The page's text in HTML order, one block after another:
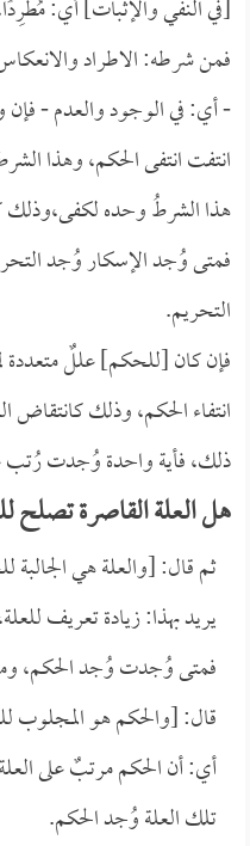
[في النفي والإثبات] أي:
فمن شرطه: الاطراد
- أي: في الوجود والعدم -
انتفت انتفى الحكم، وهذا
هذا الشرطُ وحده لكفى،وذلك
فمتى وُجد الإسكار وُجد
التحريم.
فإن كان [للحكم] عللٌ متعددة
انتفاء الحكم، وذلك كانتقاض
ذلك، فأية واحدة وُجدت رُتب
هل العلة القاصرة تصلح
ثم قال: [والعلة هي
يريد بهذا: زيادة تعريف
فمتى وُجدت وُجد الحكم،
قال: [والحكم هو المجلوب
أي: أن الحكم مرتبٌ على
تلك العلة وُجد الحكم.